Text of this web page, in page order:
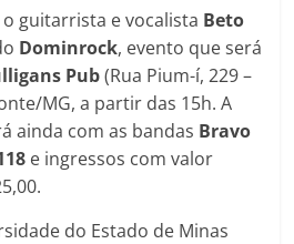
guitarrista e vocalista Beto
Dominrock, evento que será
Pub(Rua Pium-í, 229 –
MG, a partir das 15h. A
ainda com as bandas Bravo
e ingressos com valor
do Estado de Minas